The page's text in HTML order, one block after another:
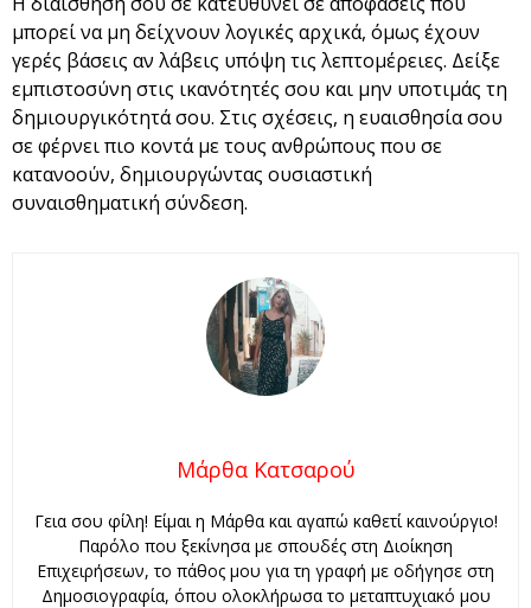
μπορεί να μη δείχνουν λογικές αρχικά, όμως έχουν
γερές βάσεις αν λάβεις υπόψη τις λεπτομέρειες. Δείξε
εμπιστοσύνη στις ικανότητές σου και μην υποτιμάς τη
δημιουργικότητά σου. Στις σχέσεις, η ευαισθησία σου
σε φέρνει πιο κοντά με τους ανθρώπους που σε
κατανοούν, δημιουργώντας ουσιαστική
συναισθηματική σύνδεση.
Μάρθα Κατσαρού
Γεια σου φίλη! Είμαι η Μάρθα και αγαπώ καθετί καινούργιο!
Παρόλο που ξεκίνησα με σπουδές στη Διοίκηση
Επιχειρήσεων, το πάθος μου για τη γραφή με οδήγησε στη
Δημοσιογραφία, όπου ολοκλήρωσα το μεταπτυχιακό μου